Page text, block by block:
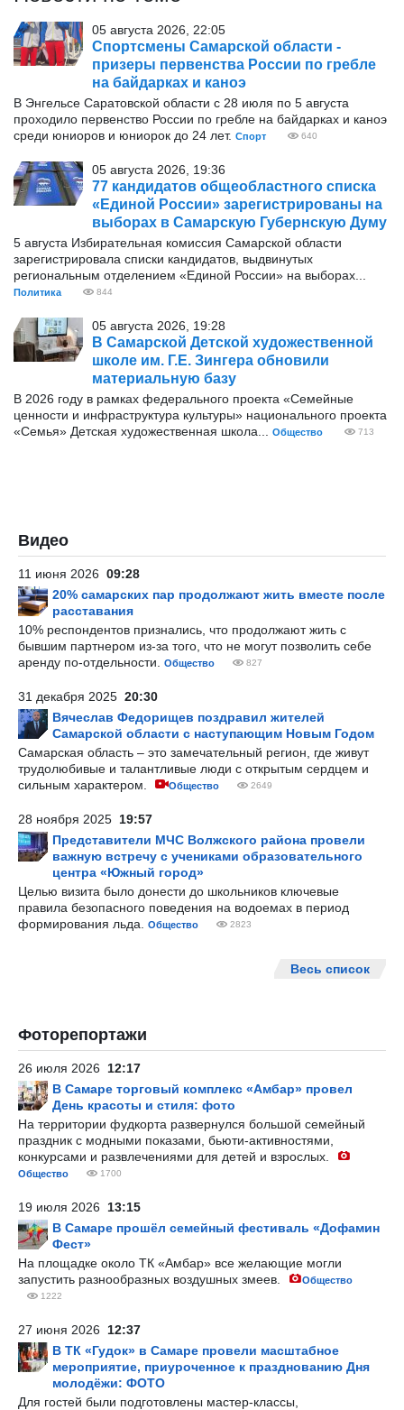
05 августа 2026, 22:05
Спортсмены Самарской области -
призеры первенства России по гребле
на байдарках и каноэ
В Энгельсе Саратовской области с 28 июля по 5 августа
проходило первенство России по гребле на байдарках и каноэ
среди юниоров и юниорок до 24 лет. Спорт 640
05 августа 2026, 19:36
77 кандидатов общеобластного списка
«Единой России» зарегистрированы на
выборах в Самарскую Губернскую Думу
5 августа Избирательная комиссия Самарской области
зарегистрировала списки кандидатов, выдвинутых
региональным отделением «Единой России» на выборах...
Политика 844
05 августа 2026, 19:28
В Самарской Детской художественной
школе им. Г.Е. Зингера обновили
материальную базу
В 2026 году в рамках федерального проекта «Семейные
ценности и инфраструктура культуры» национального проекта
«Семья» Детская художественная школа...
Общество 713
Видео
11 июня 2026 09:28
20% самарских пар продолжают жить вместе после
расставания
10% респондентов признались, что продолжают жить с
бывшим партнером из-за того, что не могут позволить себе
аренду по-отдельности.
Общество 827
31 декабря 2025 20:30
Вячеслав Федорищев поздравил жителей
Самарской области с наступающим Новым Годом
Самарская область – это замечательный регион, где живут
трудолюбивые и талантливые люди с открытым сердцем и
сильным характером.
Общество 2649
28 ноября 2025 19:57
Представители МЧС Волжского района провели
важную встречу с учениками образовательного
центра «Южный город»
Целью визита было донести до школьников ключевые
правила безопасного поведения на водоемах в период
формирования льда.
Общество 2823
Весь список
Фоторепортажи
26 июля 2026 12:17
В Самаре торговый комплекс «Амбар» провел
День красоты и стиля: фото
На территории фудкорта развернулся большой семейный
праздник с модными показами, бьюти-активностями,
конкурсами и развлечениями для детей и взрослых.
Общество 1700
19 июля 2026 13:15
В Самаре прошёл семейный фестиваль «Дофамин
Фест»
На площадке около ТК «Амбар» все желающие могли
запустить разнообразных воздушных змеев.
Общество
1222
27 июня 2026 12:37
В ТК «Гудок» в Самаре провели масштабное
мероприятие, приуроченное к празднованию Дня
молодёжи: ФОТО
Для гостей были подготовлены мастер-классы,